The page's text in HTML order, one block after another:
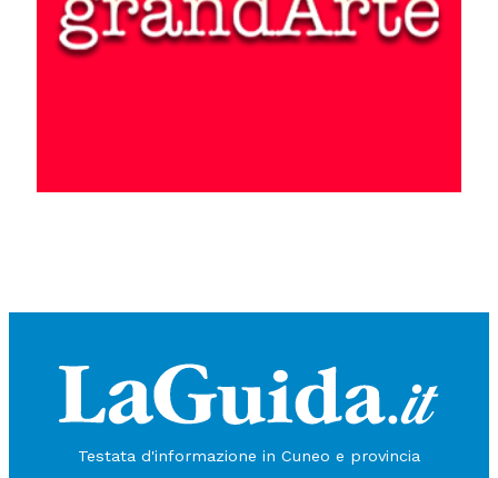
Testata d'informazione in Cuneo e provincia